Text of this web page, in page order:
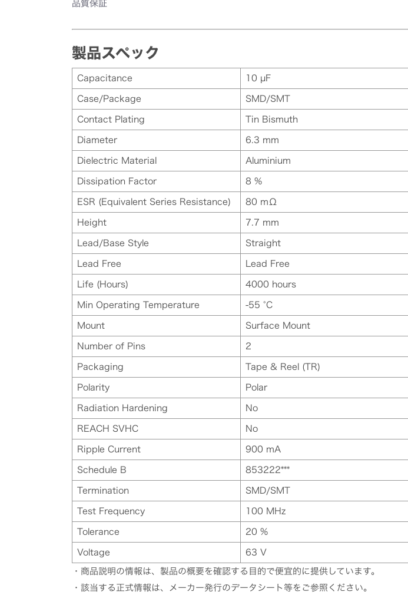
品質保証
製品スペック
Capacitance 10 µF
Case/Package SMD/SMT
Contact Plating Tin Bismuth
Diameter 6.3 mm
Dielectric Material Aluminium
Dissipation Factor 8 %
ESR (Equivalent Series Resistance) 80 mΩ
Height 7.7 mm
Lead/Base Style Straight
Lead Free Lead Free
Life (Hours) 4000 hours
Min Operating Temperature -55 °C
Mount Surface Mount
Number of Pins 2
Packaging Tape & Reel (TR)
Polarity Polar
Radiation Hardening No
REACH SVHC No
Ripple Current 900 mA
Schedule B 853222***
Termination SMD/SMT
Test Frequency 100 MHz
Tolerance 20 %
Voltage 63 V
・商品説明の情報は、製品の概要を確認する目的で便宜的に提供しています。
・該当する正式情報は、メーカー発行のデータシート等をご参照ください。